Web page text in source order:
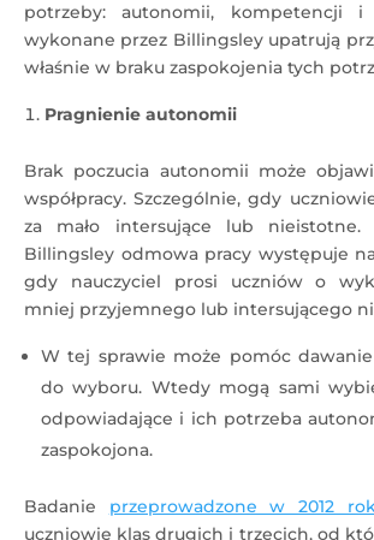
potrzeby: autonomii, kompetencji i
wykonane przez Billingsley upatrują
właśnie w braku zaspokojenia tych
Pragnienie autonomii
Brak poczucia autonomii może
współpracy. Szczególnie, gdy
za mało intersujące lub nieistotne.
Billingsley ​​odmowa pracy występuje
gdy nauczyciel prosi uczniów o
mniej przyjemnego lub intersującego
W tej sprawie może pomóc
do wyboru. Wtedy mogą sami
odpowiadające i ich potrzeba
zaspokojona.
Badanie przeprowadzone w 2012
uczniowie klas drugich i trzecich, od